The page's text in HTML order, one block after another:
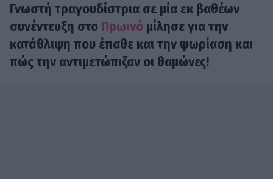
Γνωστή τραγουδίστρια σε μία εκ βαθέων
συνέντευξη στο Πρωινό μίλησε για την
κατάθλιψη που έπαθε και την ψωρίαση και
πώς την αντιμετώπιζαν οι θαμώνες!